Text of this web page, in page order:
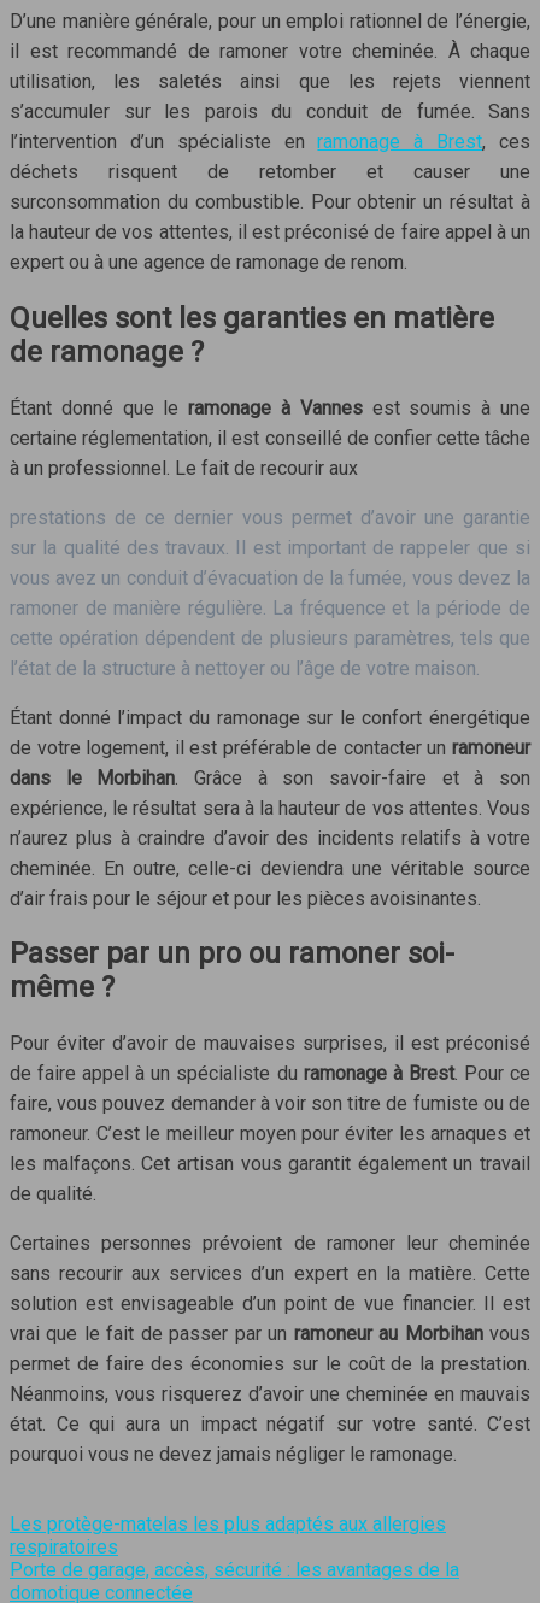
D’une manière générale, pour un emploi rationnel de l’énergie,
il est recommandé de ramoner votre cheminée. À chaque
utilisation, les saletés ainsi que les rejets viennent
s’accumuler sur les parois du conduit de fumée. Sans
l’intervention d’un spécialiste enramonage à Brest, ces
déchets risquent de retomber et causer une
surconsommation du combustible. Pour obtenir un résultat à
la hauteur de vos attentes, il est préconisé de faire appel à un
expert ou à une agence de ramonage de renom.
Quelles sont les garanties en matière
de ramonage ?
Étant donné que leramonage à Vannesest soumis à une
certaine réglementation, il est conseillé de confier cette tâche
à un professionnel. Le fait de recourir aux
prestations de ce dernier vous permet d’avoir une garantie
sur la qualité des travaux. Il est important de rappeler que si
vous avez un conduit d’évacuation de la fumée, vous devez la
ramoner de manière régulière. La fréquence et la période de
cette opération dépendent de plusieurs paramètres, tels que
l’état de la structure à nettoyer ou l’âge de votre maison.
Étant donné l’impact du ramonage sur le confort énergétique
de votre logement, il est préférable de contacter un ramoneur
dans le Morbihan . Grâce à son savoir-faire et à son
expérience, le résultat sera à la hauteur de vos attentes. Vous
n’aurez plus à craindre d’avoir des incidents relatifs à votre
cheminée. En outre, celle-ci deviendra une véritable source
d’air frais pour le séjour et pour les pièces avoisinantes.
Passer par un pro ou ramoner soi-
même ?
Pour éviter d’avoir de mauvaises surprises, il est préconisé
de faire appel à un spécialiste du ramonage à Brest. Pour ce
faire, vous pouvez demander à voir son titre de fumiste ou de
ramoneur. C’est le meilleur moyen pour éviter les arnaques et
les malfaçons. Cet artisan vous garantit également un travail
de qualité.
Certaines personnes prévoient de ramoner leur cheminée
sans recourir aux services d’un expert en la matière. Cette
solution est envisageable d’un point de vue financier. Il est
vrai que le fait de passer par un ramoneur au Morbihanvous
permet de faire des économies sur le coût de la prestation.
Néanmoins, vous risquerez d’avoir une cheminée en mauvais
état. Ce qui aura un impact négatif sur votre santé. C’est
pourquoi vous ne devez jamais négliger le ramonage.
Les protège-matelas les plus adaptés aux allergies
respiratoires
Porte de garage, accès, sécurité : les avantages de la
domotique connectée